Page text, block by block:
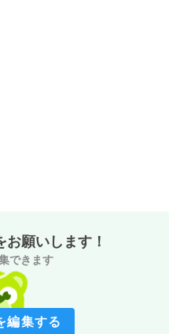
願いします！
できます
編集する